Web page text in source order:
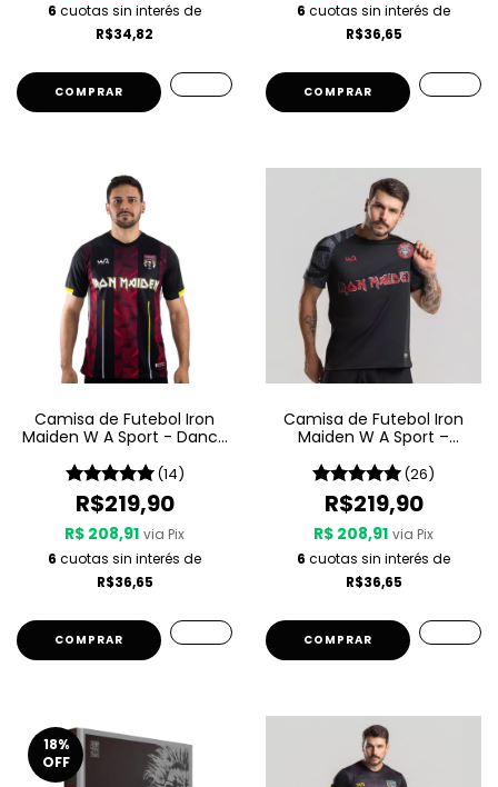
6 cuotas sin interés de
R$34,82
COMPRAR
6 cuotas sin interés de
R$36,65
COMPRAR
Camisa de Futebol Iron
Maiden W A Sport - Dance
(14)
R$219,90
R$ 208,91 via Pix
6 cuotas sin interés de
R$36,65
COMPRAR
Camisa de Futebol Iron
Maiden W A Sport –
(26)
R$219,90
R$ 208,91 via Pix
6 cuotas sin interés de
R$36,65
COMPRAR
18%
OFF